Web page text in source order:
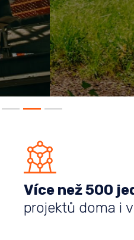
Slide 2 of 3.
Více než 500
projektů doma i